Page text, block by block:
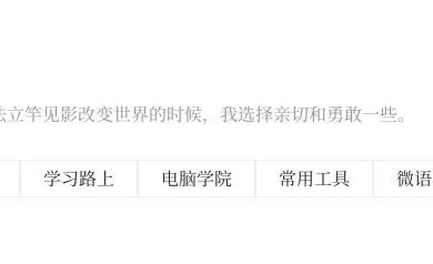
竿见影改变世界的时候，我选择亲切和勇敢一些。
学习路上 电脑学院 常用工具 微语